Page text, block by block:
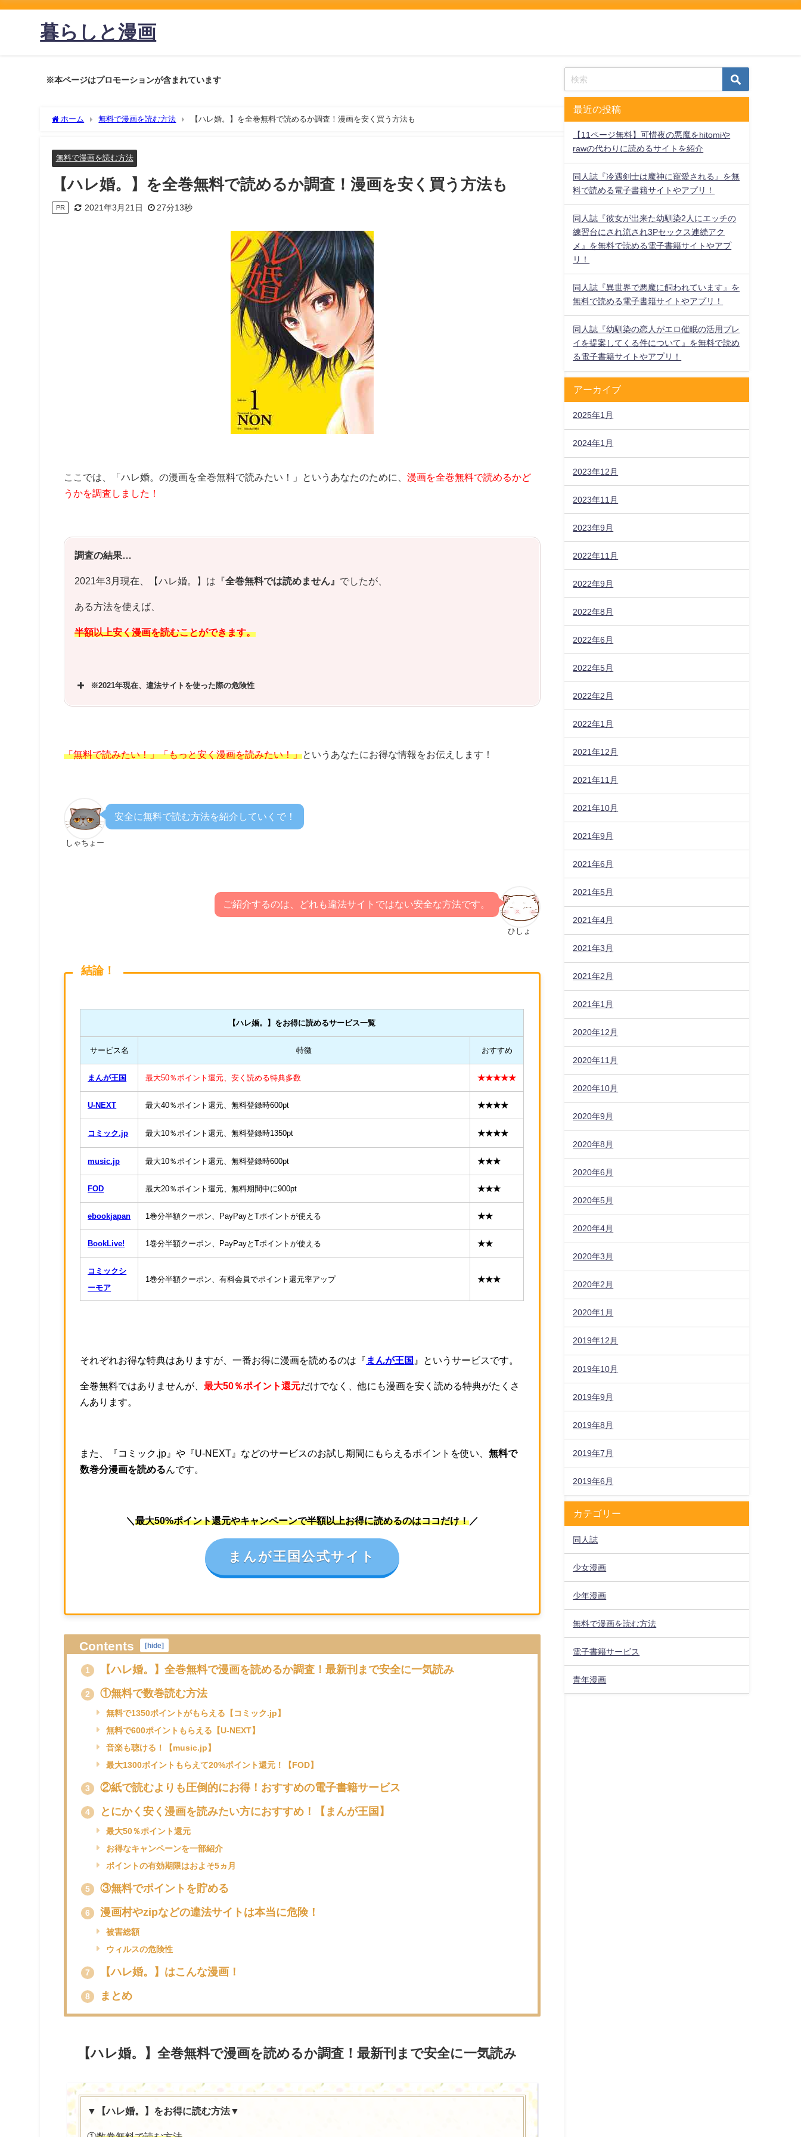
暮らしと漫画
※本ページはプロモーションが含まれています
ホーム 無料で漫画を読む方法 【ハレ婚。】を全巻無料で読めるか調査！漫画を安く買う方法も
無料で漫画を読む方法
【ハレ婚。】を全巻無料で読めるか調査！漫画を安く買う方法も
PR 2021年3月21日 27分13秒
ここでは、「ハレ婚。の漫画を全巻無料で読みたい！」というあなたのために、漫画を全巻無料で読めるかど
うかを調査しました！
調査の結果…
2021年3月現在、【ハレ婚。】は『全巻無料では読めません』 でしたが、
ある方法を使えば、
半額以上安く漫画を読むことができます。
※2021年現在、違法サイトを使った際の危険性
「無料で読みたい！」「もっと安く漫画を読みたい！」というあなたにお得な情報をお伝えします！
しゃちょー
安全に無料で読む方法を紹介していくで！
ひしょ
ご紹介するのは、どれも違法サイトではない安全な方法です。
結論！
【ハレ婚。 】をお得に読めるサービス一覧
サービス名 特徴 おすすめ
まんが王国 最大50％ポイント還元、安く読める特典多数 ★★★★★
U-NEXT 最大40％ポイント還元、無料登録時600pt ★★★★
コミック.jp 最大10％ポイント還元、無料登録時1350pt ★★★★
music.jp 最大10％ポイント還元、無料登録時600pt ★★★
FOD 最大20％ポイント還元、無料期間中に900pt ★★★
ebookjapan 1巻分半額クーポン、PayPayとTポイントが使える ★★
BookLive! 1巻分半額クーポン、PayPayとTポイントが使える ★★
コミックシ
ーモア
1巻分半額クーポン、有料会員でポイント還元率アップ ★★★
それぞれお得な特典はありますが、一番お得に漫画を読めるのは『 まんが王国 』というサービスです。
全巻無料ではありませんが、最大50％ポイント還元だけでなく、他にも漫画を安く読める特典がたくさ
んあります。
また、『コミック.jp』や『U-NEXT』などのサービスのお試し期間にもらえるポイントを使い、無料で
数巻分漫画を読めるんです。
＼ 最大50%ポイント還元やキャンペーンで半額以上お得に読めるのはココだけ！ ／
まんが王国公式サイト
Contents [hide]
1 【ハレ婚。】全巻無料で漫画を読めるか調査！最新刊まで安全に一気読み
2 ①無料で数巻読む方法
無料で1350ポイントがもらえる【コミック.jp】
無料で600ポイントもらえる【U-NEXT】
音楽も聴ける！【music.jp】
最大1300ポイントもらえて20%ポイント還元！【FOD】
3 ②紙で読むよりも圧倒的にお得！おすすめの電子書籍サービス
4 とにかく安く漫画を読みたい方におすすめ！【まんが王国】
最大50％ポイント還元
お得なキャンペーンを一部紹介
ポイントの有効期限はおよそ5ヵ月
5 ③無料でポイントを貯める
6 漫画村やzipなどの違法サイトは本当に危険！
被害総額
ウィルスの危険性
7 【ハレ婚。】はこんな漫画！
8 まとめ
【ハレ婚。】全巻無料で漫画を読めるか調査！最新刊まで安全に一気読み
▼【ハレ婚。】をお得に読む方法▼
最近の投稿
【11ページ無料】可惜夜の悪魔をhitomiや
rawの代わりに読めるサイトを紹介
同人誌『冷遇剣士は魔神に寵愛される』を無
料で読める電子書籍サイトやアプリ！
同人誌『彼女が出来た幼馴染2人にエッチの
練習台にされ流され3Pセックス連続アク
メ』を無料で読める電子書籍サイトやアプ
リ！
同人誌『異世界で悪魔に飼われています』を
無料で読める電子書籍サイトやアプリ！
同人誌『幼馴染の恋人がエロ催眠の活用プレ
イを提案してくる件について』を無料で読め
る電子書籍サイトやアプリ！
アーカイブ
2025年1月
2024年1月
2023年12月
2023年11月
2023年9月
2022年11月
2022年9月
2022年8月
2022年6月
2022年5月
2022年2月
2022年1月
2021年12月
2021年11月
2021年10月
2021年9月
2021年6月
2021年5月
2021年4月
2021年3月
2021年2月
2021年1月
2020年12月
2020年11月
2020年10月
2020年9月
2020年8月
2020年6月
2020年5月
2020年4月
2020年3月
2020年2月
2020年1月
2019年12月
2019年10月
2019年9月
2019年8月
2019年7月
2019年6月
カテゴリー
同人誌
少女漫画
少年漫画
無料で漫画を読む方法
電子書籍サービス
青年漫画